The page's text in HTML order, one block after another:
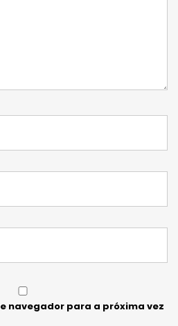
navegador para a próxima vez